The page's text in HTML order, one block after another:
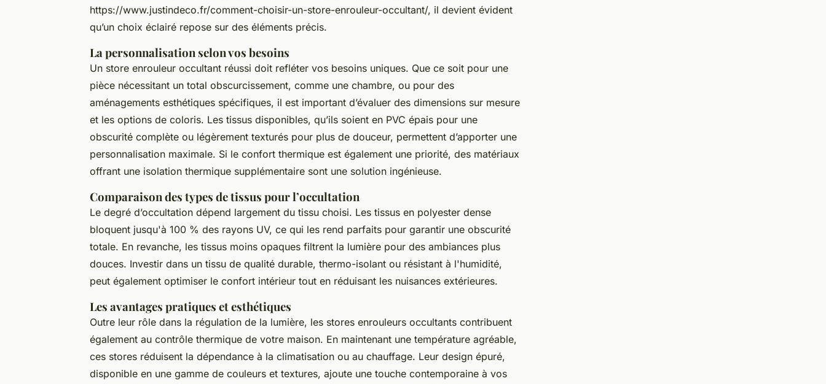
https://www.justindeco.fr/comment-choisir-un-store-enrouleur-occultant/, il devient évident
qu’un choix éclairé repose sur des éléments précis.
La personnalisation selon vos besoins
Un store enrouleur occultant réussi doit refléter vos besoins uniques. Que ce soit pour une
pièce nécessitant un total obscurcissement, comme une chambre, ou pour des
aménagements esthétiques spécifiques, il est important d’évaluer des dimensions sur mesure
et les options de coloris. Les tissus disponibles, qu’ils soient en PVC épais pour une
obscurité complète ou légèrement texturés pour plus de douceur, permettent d’apporter une
personnalisation maximale. Si le confort thermique est également une priorité, des matériaux
offrant une isolation thermique supplémentaire sont une solution ingénieuse.
Comparaison des types de tissus pour l’occultation
Le degré d’occultation dépend largement du tissu choisi. Les tissus en polyester dense
bloquent jusqu'à 100 % des rayons UV, ce qui les rend parfaits pour garantir une obscurité
totale. En revanche, les tissus moins opaques filtrent la lumière pour des ambiances plus
douces. Investir dans un tissu de qualité durable, thermo-isolant ou résistant à l'humidité,
peut également optimiser le confort intérieur tout en réduisant les nuisances extérieures.
Les avantages pratiques et esthétiques
Outre leur rôle dans la régulation de la lumière, les stores enrouleurs occultants contribuent
également au contrôle thermique de votre maison. En maintenant une température agréable,
ces stores réduisent la dépendance à la climatisation ou au chauffage. Leur design épuré,
disponible en une gamme de couleurs et textures, ajoute une touche contemporaine à vos